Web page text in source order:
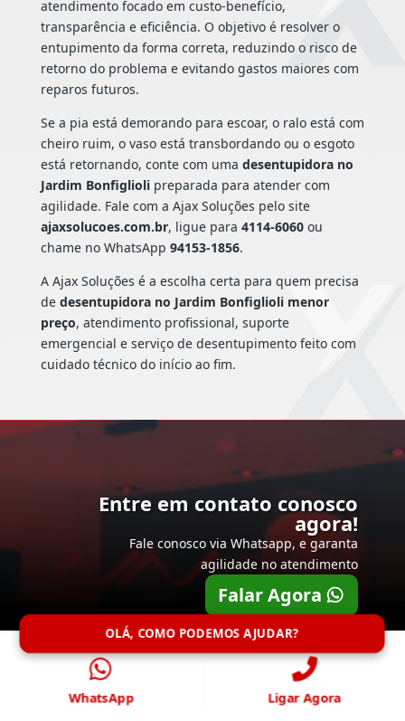
atendimento focado em custo-benefício,
transparência e eficiência. O objetivo é resolver o
entupimento da forma correta, reduzindo o risco de
retorno do problema e evitando gastos maiores com
reparos futuros.
Se a pia está demorando para escoar, o ralo está com
cheiro ruim, o vaso está transbordando ou o esgoto
está retornando, conte com uma desentupidora no
Jardim Bonfigliolipreparada para atender com
agilidade. Fale com a Ajax Soluções pelo site
ajaxsolucoes.com.br, ligue para 4114-6060ou
chame no WhatsApp 94153-1856.
A Ajax Soluções é a escolha certa para quem precisa
de desentupidora no Jardim Bonfiglioli menor
preço, atendimento profissional, suporte
emergencial e serviço de desentupimento feito com
cuidado técnico do início ao fim.
Entre em contato conosco
agora!
Fale conosco via Whatsapp, e garanta
agilidade no atendimento
Falar Agora
OLÁ, COMO PODEMOS AJUDAR?
WhatsApp Ligar Agora